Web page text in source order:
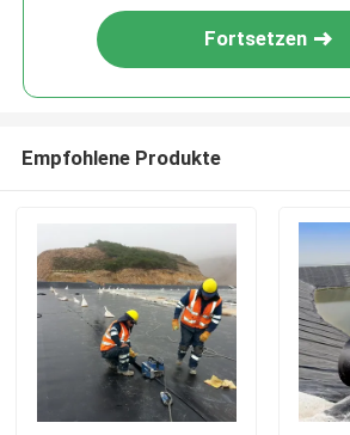
Fortsetzen
Empfohlene Produkte